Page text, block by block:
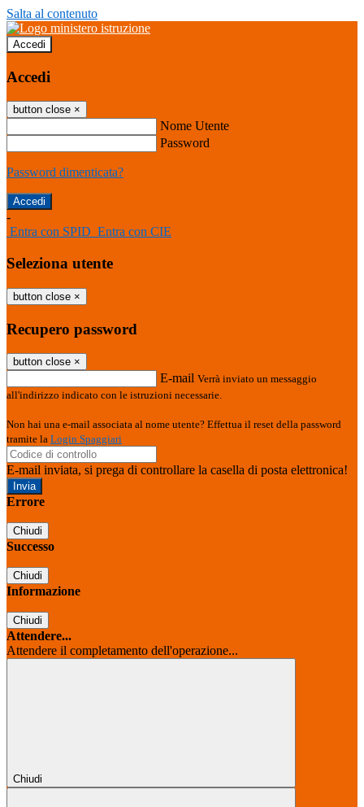
Salta al contenuto
Accedi
Accedi
button close ×
Nome Utente
Password
Password dimenticata?
-
Entra con SPID Entra con CIE
Seleziona utente
button close ×
Recupero password
button close ×
E-mail Verrà inviato un messaggio
all'indirizzo indicato con le istruzioni necessarie.
Non hai una e-mail associata al nome utente? Effettua il reset della password
tramite la Login Spaggiari
E-mail inviata, si prega di controllare la casella di posta elettronica!
Errore
Chiudi
Successo
Chiudi
Informazione
Chiudi
Attendere...
Attendere il completamento dell'operazione...
Chiudi